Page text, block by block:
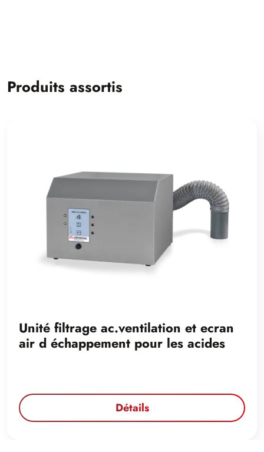
Produits assortis
Unité filtrage ac.ventilation et ecran
air d échappement pour les acides
Détails